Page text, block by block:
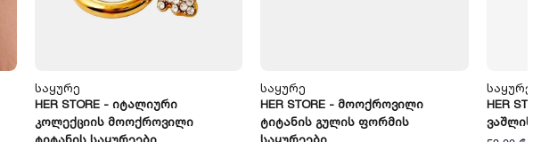
Საყურე
HER STORE - Იტალიური
Კოლექციის Მოოქროვილი
Საყურე
HER STORE - Მოოქროვილი
Ტიტანის Გულის Ფორმის
Საყურე
HER
Ვაშლის